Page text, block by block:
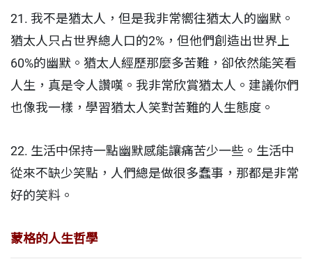
21. 我不是猶太人，但是我非常嚮往猶太人的幽默。
猶太人只占世界總人口的2%，但他們創造出世界上
60%的幽默。猶太人經歷那麼多苦難，卻依然能笑看
人生，真是令人讚嘆。我非常欣賞猶太人。建議你們
也像我一樣，學習猶太人笑對苦難的人生態度。
22. 生活中保持一點幽默感能讓痛苦少一些。生活中
從來不缺少笑點，人們總是做很多蠢事，那都是非常
好的笑料。
蒙格的人生哲學